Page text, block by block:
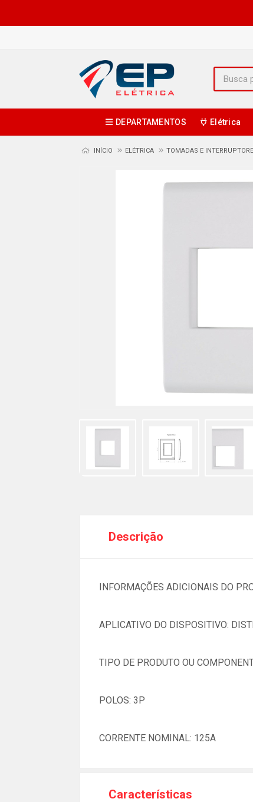
DEPARTAMENTOS Elétrica
INÍCIO ELÉTRICA TOMADAS E
Descrição
INFORMAÇÕES ADICIONAIS DO
APLICATIVO DO DISPOSITIVO:
TIPO DE PRODUTO OU
POLOS: 3P
CORRENTE NOMINAL: 125A
Características